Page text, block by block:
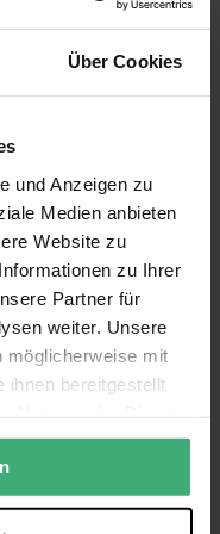
Über Cookies
und Anzeigen zu
Medien anbieten
Website zu
zu Ihrer
Partner für
weiter. Unsere
möglicherweise mit
ihnen bereitgestellt
20A Stromkabel 3c